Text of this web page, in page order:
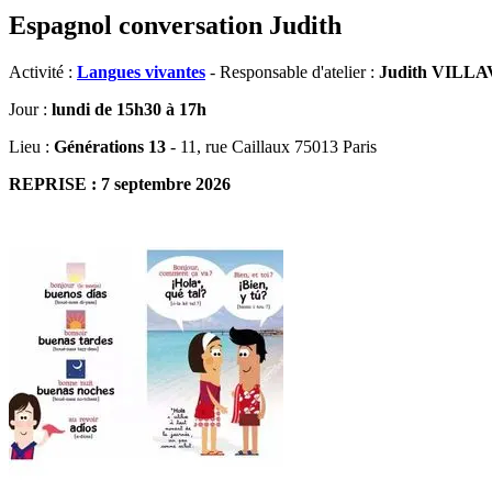
Espagnol conversation Judith
Activité : Langues vivantes - Responsable d'atelier : Judith
Jour : lundi de 15h30 à 17h
Lieu : Générations 13 - 11, rue Caillaux 75013 Paris
REPRISE : 7 septembre 2026